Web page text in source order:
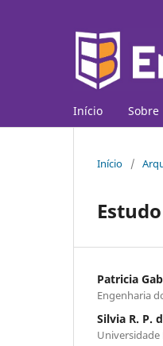
Início Sobre
Início /
Patricia
Engenharia
Silvia R. P.
Universidade